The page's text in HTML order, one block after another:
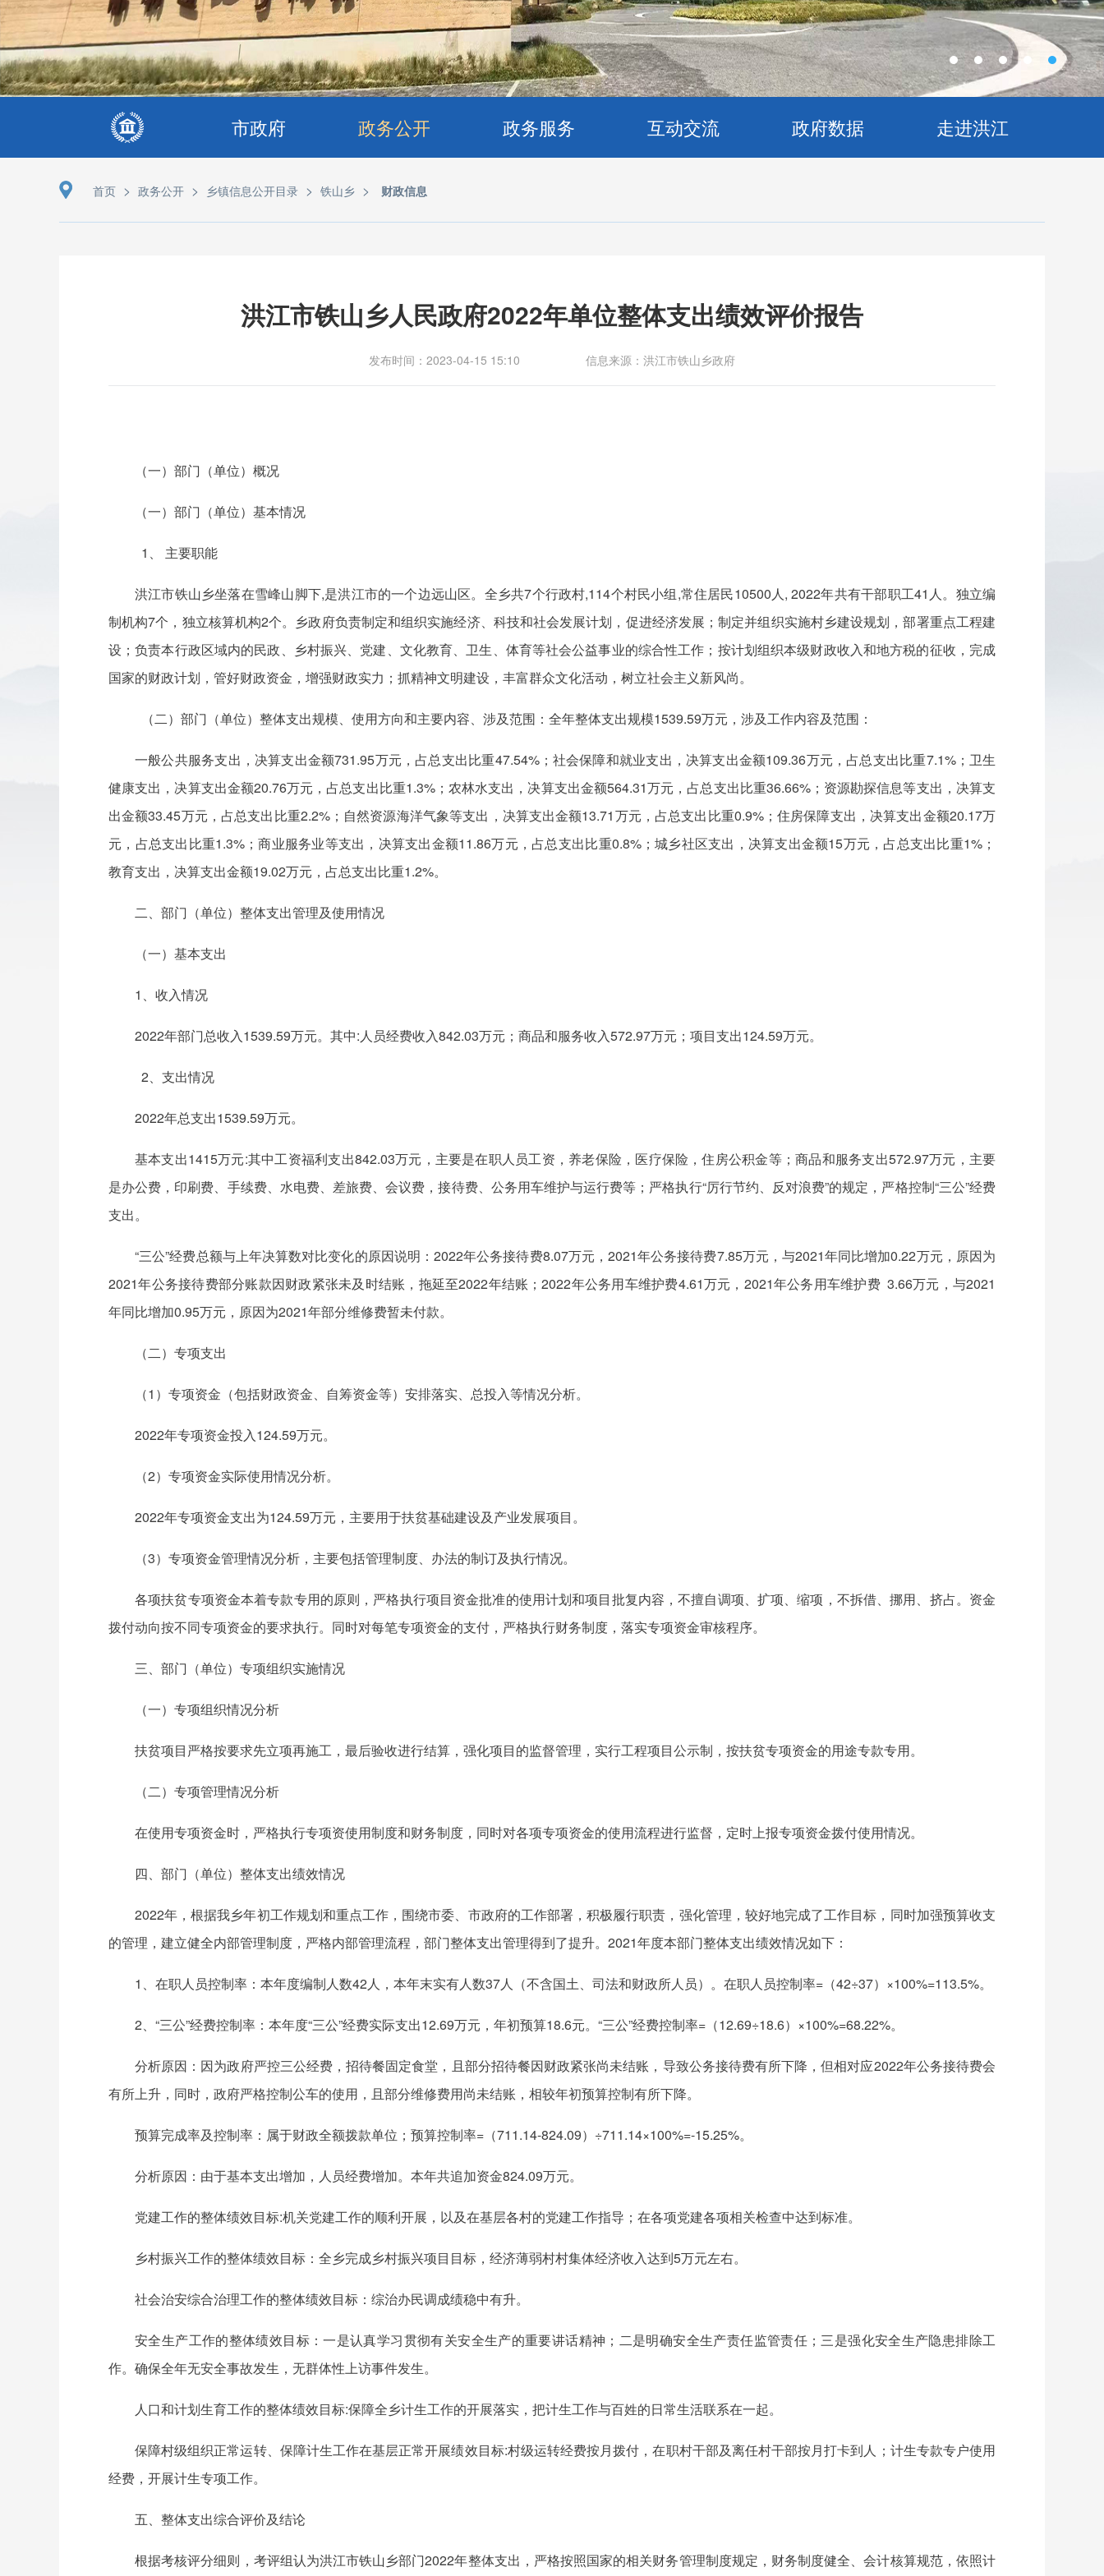
市政府 政务公开 政务服务 互动交流 政府数据 走进洪江
首页 > 政务公开 > 乡镇信息公开目录 > 铁山乡 > 财政信息
洪江市铁山乡人民政府2022年单位整体支出绩效评价报告
发布时间：2023-04-15 15:10 信息来源：洪江市铁山乡政府
（一）部门（单位）概况
（一）部门（单位）基本情况
1、 主要职能
洪江市铁山乡坐落在雪峰山脚下,是洪江市的一个边远山区。全乡共7个行政村,114个村民小组,常住居民10500人, 2022年共有干部职工41人。独立编
制机构7个，独立核算机构2个。乡政府负责制定和组织实施经济、科技和社会发展计划，促进经济发展；制定并组织实施村乡建设规划，部署重点工程建
设；负责本行政区域内的民政、乡村振兴、党建、文化教育、卫生、体育等社会公益事业的综合性工作；按计划组织本级财政收入和地方税的征收，完成
国家的财政计划，管好财政资金，增强财政实力；抓精神文明建设，丰富群众文化活动，树立社会主义新风尚。
（二）部门（单位）整体支出规模、使用方向和主要内容、涉及范围：全年整体支出规模1539.59万元，涉及工作内容及范围：
一般公共服务支出，决算支出金额731.95万元，占总支出比重47.54%；社会保障和就业支出，决算支出金额109.36万元，占总支出比重7.1%；卫生
健康支出，决算支出金额20.76万元，占总支出比重1.3%；农林水支出，决算支出金额564.31万元，占总支出比重36.66%；资源勘探信息等支出，决算支
出金额33.45万元，占总支出比重2.2%；自然资源海洋气象等支出，决算支出金额13.71万元，占总支出比重0.9%；住房保障支出，决算支出金额20.17万
元，占总支出比重1.3%；商业服务业等支出，决算支出金额11.86万元，占总支出比重0.8%；城乡社区支出，决算支出金额15万元，占总支出比重1%；
教育支出，决算支出金额19.02万元，占总支出比重1.2%。
二、部门（单位）整体支出管理及使用情况
（一）基本支出
1、收入情况
2022年部门总收入1539.59万元。其中:人员经费收入842.03万元；商品和服务收入572.97万元；项目支出124.59万元。
2、支出情况
2022年总支出1539.59万元。
基本支出1415万元:其中工资福利支出842.03万元，主要是在职人员工资，养老保险，医疗保险，住房公积金等；商品和服务支出572.97万元，主要
是办公费，印刷费、手续费、水电费、差旅费、会议费，接待费、公务用车维护与运行费等；严格执行“厉行节约、反对浪费”的规定，严格控制“三公”经费
支出。
“三公”经费总额与上年决算数对比变化的原因说明：2022年公务接待费8.07万元，2021年公务接待费7.85万元，与2021年同比增加0.22万元，原因为
2021年公务接待费部分账款因财政紧张未及时结账，拖延至2022年结账；2022年公务用车维护费4.61万元，2021年公务用车维护费 3.66万元，与2021
年同比增加0.95万元，原因为2021年部分维修费暂未付款。
（二）专项支出
（1）专项资金（包括财政资金、自筹资金等）安排落实、总投入等情况分析。
2022年专项资金投入124.59万元。
（2）专项资金实际使用情况分析。
2022年专项资金支出为124.59万元，主要用于扶贫基础建设及产业发展项目。
（3）专项资金管理情况分析，主要包括管理制度、办法的制订及执行情况。
各项扶贫专项资金本着专款专用的原则，严格执行项目资金批准的使用计划和项目批复内容，不擅自调项、扩项、缩项，不拆借、挪用、挤占。资金
拨付动向按不同专项资金的要求执行。同时对每笔专项资金的支付，严格执行财务制度，落实专项资金审核程序。
三、部门（单位）专项组织实施情况
（一）专项组织情况分析
扶贫项目严格按要求先立项再施工，最后验收进行结算，强化项目的监督管理，实行工程项目公示制，按扶贫专项资金的用途专款专用。
（二）专项管理情况分析
在使用专项资金时，严格执行专项资使用制度和财务制度，同时对各项专项资金的使用流程进行监督，定时上报专项资金拨付使用情况。
四、部门（单位）整体支出绩效情况
2022年，根据我乡年初工作规划和重点工作，围绕市委、市政府的工作部署，积极履行职责，强化管理，较好地完成了工作目标，同时加强预算收支
的管理，建立健全内部管理制度，严格内部管理流程，部门整体支出管理得到了提升。2021年度本部门整体支出绩效情况如下：
1、在职人员控制率：本年度编制人数42人，本年末实有人数37人（不含国土、司法和财政所人员）。在职人员控制率=（42÷37）×100%=113.5%。
2、“三公”经费控制率：本年度“三公”经费实际支出12.69万元，年初预算18.6元。“三公”经费控制率=（12.69÷18.6）×100%=68.22%。
分析原因：因为政府严控三公经费，招待餐固定食堂，且部分招待餐因财政紧张尚未结账，导致公务接待费有所下降，但相对应2022年公务接待费会
有所上升，同时，政府严格控制公车的使用，且部分维修费用尚未结账，相较年初预算控制有所下降。
预算完成率及控制率：属于财政全额拨款单位；预算控制率=（711.14-824.09）÷711.14×100%=-15.25%。
分析原因：由于基本支出增加，人员经费增加。本年共追加资金824.09万元。
党建工作的整体绩效目标:机关党建工作的顺利开展，以及在基层各村的党建工作指导；在各项党建各项相关检查中达到标准。
乡村振兴工作的整体绩效目标：全乡完成乡村振兴项目目标，经济薄弱村村集体经济收入达到5万元左右。
社会治安综合治理工作的整体绩效目标：综治办民调成绩稳中有升。
安全生产工作的整体绩效目标：一是认真学习贯彻有关安全生产的重要讲话精神；二是明确安全生产责任监管责任；三是强化安全生产隐患排除工
作。确保全年无安全事故发生，无群体性上访事件发生。
人口和计划生育工作的整体绩效目标:保障全乡计生工作的开展落实，把计生工作与百姓的日常生活联系在一起。
保障村级组织正常运转、保障计生工作在基层正常开展绩效目标:村级运转经费按月拨付，在职村干部及离任村干部按月打卡到人；计生专款专户使用
经费，开展计生专项工作。
五、整体支出综合评价及结论
根据考核评分细则，考评组认为洪江市铁山乡部门2022年整体支出，严格按照国家的相关财务管理制度规定，财务制度健全、会计核算规范，依照计